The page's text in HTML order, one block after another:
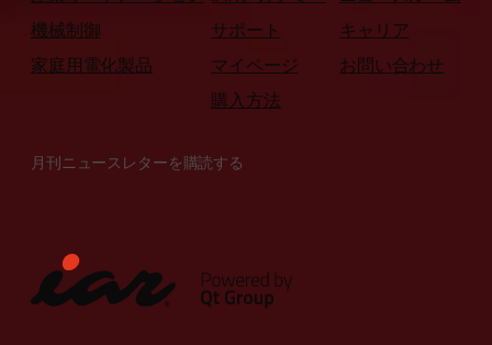
機械制御
家庭用電化製品
サポート
マイページ
購入方法
キャリア
お問い合わせ
月刊ニュースレターを購読する